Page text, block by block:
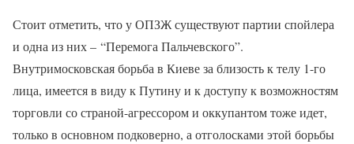
Стоит отметить, что у ОПЗЖ существуют партии спойлера
и одна из них – “Перемога Пальчевского”.
Внутримосковская борьба в Киеве за близость к телу 1-го
лица, имеется в виду к Путину и к доступу к возможностям
торговли со страной-агрессором и оккупантом тоже идет,
только в основном подковерно, а отголосками этой борьбы